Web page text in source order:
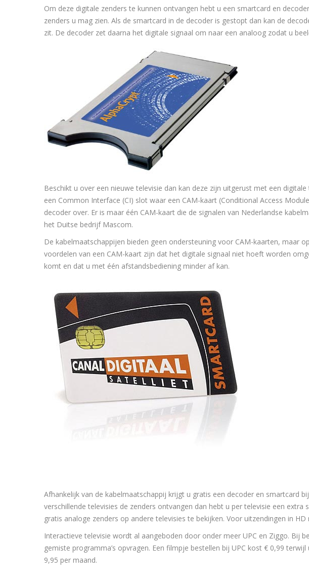
Om deze digitale zenders te kunnen ontvangen hebt u een smartcard en
zenders u mag zien. Als de smartcard in de decoder is gestopt dan kan de
zit. De decoder zet daarna het digitale signaal om naar een analoog zodat u
Beschikt u over een nieuwe televisie dan kan deze zijn uitgerust met een
een Common Interface (CI) slot waar een CAM-kaart (Conditional Access
decoder over. Er is maar één CAM-kaart die de signalen van Nederlandse
het Duitse bedrijf Mascom.
De kabelmaatschappijen bieden geen ondersteuning voor CAM-kaarten, maar
voordelen van een CAM-kaart zijn dat het digitale signaal niet hoeft worden
komt en dat u met één afstandsbediening minder af kan.
Afhankelijk van de kabelmaatschappij krijgt u gratis een decoder en smartcard
verschillende televisies de zenders ontvangen dan hebt u per televisie een
gratis analoge zenders op andere televisies te bekijken. Voor uitzendingen in
Interactieve televisie wordt al aangeboden door onder meer UPC en Ziggo. Bij
gemiste programma’s opvragen. Een filmpje bestellen bij UPC kost € 0,99
9,95 per maand.